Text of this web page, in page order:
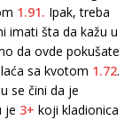
1.91. Ipak, treba
imati šta da kažu u
da ovde pokušate
sa kvotom 1.72.
se čini da je
je 3+ koji kladionica